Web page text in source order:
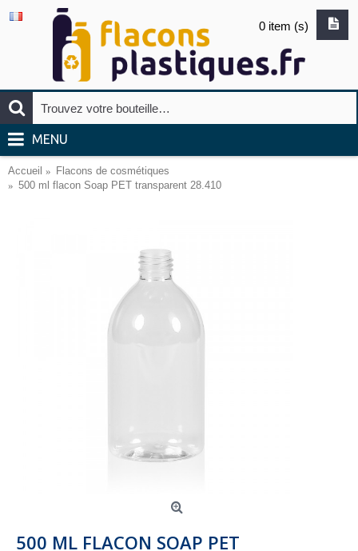
0 item (s)
MENU
Accueil
Flacons de cosmétiques
500 ml flacon Soap PET transparent 28.410
500 ML FLACON SOAP PET